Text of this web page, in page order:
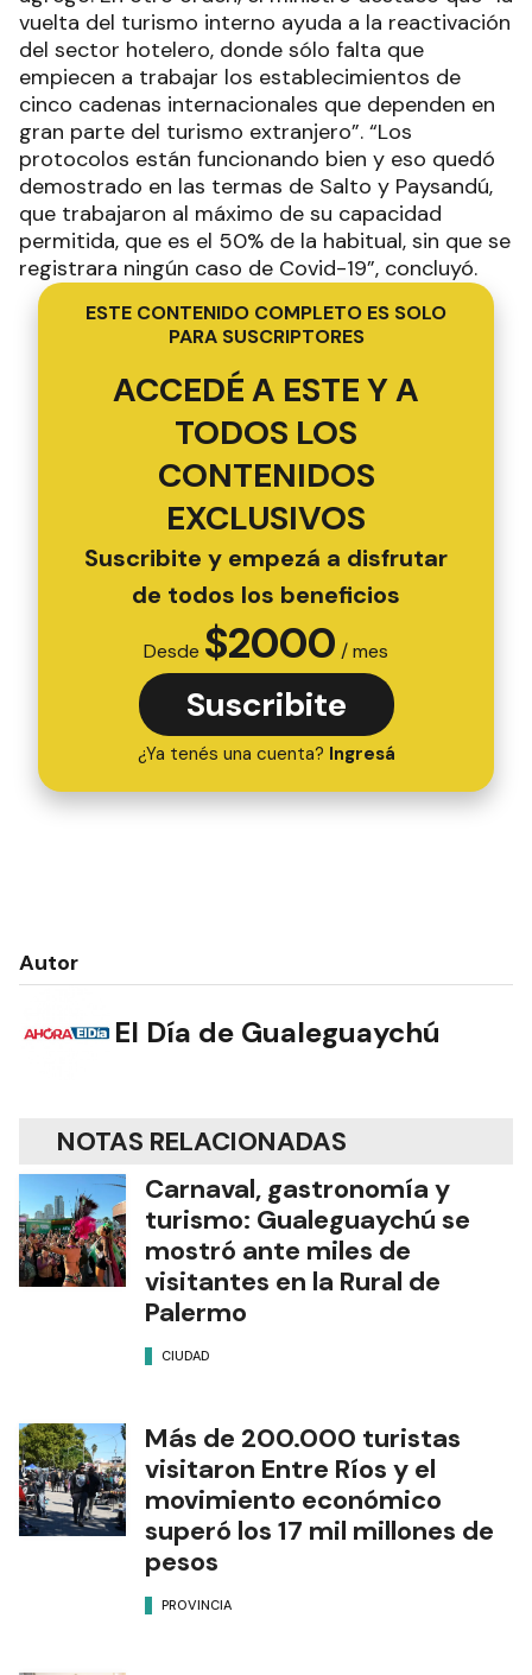
vuelta del turismo interno ayuda a la reactivación
del sector hotelero, donde sólo falta que
empiecen a trabajar los establecimientos de
cinco cadenas internacionales que dependen en
gran parte del turismo extranjero”. “Los
protocolos están funcionando bien y eso quedó
demostrado en las termas de Salto y Paysandú,
que trabajaron al máximo de su capacidad
permitida, que es el 50% de la habitual, sin que se
registrara ningún caso de Covid-19”, concluyó.
ESTE CONTENIDO COMPLETO ES SOLO
PARA SUSCRIPTORES
ACCEDÉ A ESTE Y A
TODOS LOS
CONTENIDOS
EXCLUSIVOS
Suscribite y empezá a disfrutar
de todos los beneficios
Desde $2000 / mes
Suscribite
¿Ya tenés una cuenta? Ingresá
Autor
El Día de Gualeguaychú
NOTAS RELACIONADAS
Carnaval, gastronomía y
turismo: Gualeguaychú se
mostró ante miles de
visitantes en la Rural de
Palermo
CIUDAD
Más de 200.000 turistas
visitaron Entre Ríos y el
movimiento económico
superó los 17 mil millones de
pesos
PROVINCIA